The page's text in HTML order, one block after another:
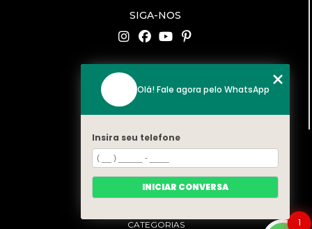
SIGA-NOS
CONTATO
(11) 94519-2422
contato@bonfattieventos.com.br
MENU
HOME
A BONFATTI
CATEGORIAS
1
Olá! Fale agora pelo WhatsApp
Insira seu telefone
INICIAR CONVERSA